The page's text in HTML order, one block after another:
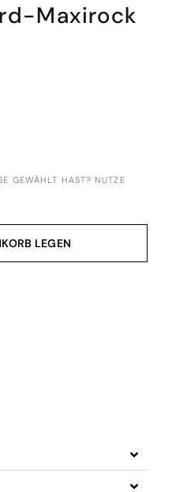
Maxirock
GEWÄHLT HAST? NUTZE U
LEGEN